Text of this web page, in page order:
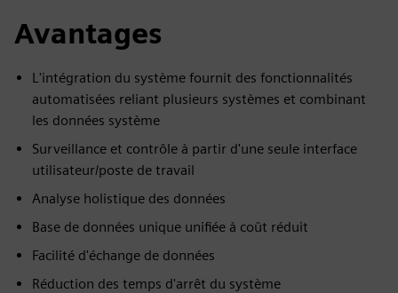
Avantages
L'intégration du système fournit des fonctionnalités
automatisées reliant plusieurs systèmes et combinant
les données système
Surveillance et contrôle à partir d'une seule interface
utilisateur/poste de travail
Analyse holistique des données
Base de données unique unifiée à coût réduit
Facilité d'échange de données
Réduction des temps d'arrêt du système